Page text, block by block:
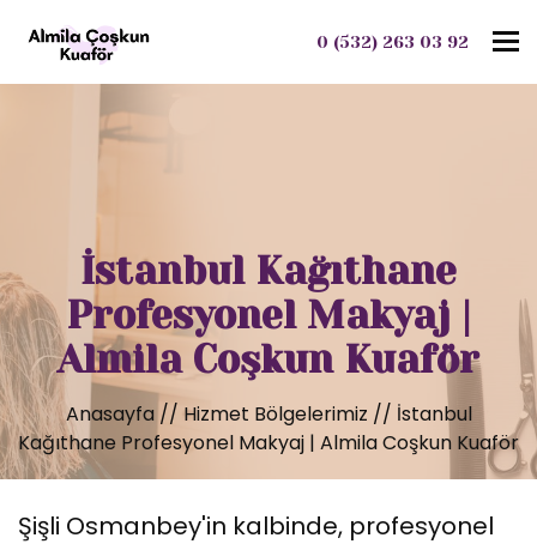
0 (532) 263 03 92
İstanbul Kağıthane
Profesyonel Makyaj |
Almila Coşkun Kuaför
Anasayfa // Hizmet Bölgelerimiz // İstanbul
Kağıthane Profesyonel Makyaj | Almila Coşkun Kuaför
Şişli Osmanbey'in kalbinde, profesyonel